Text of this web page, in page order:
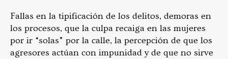
Fallas en la tipificación de los delitos, demoras en
los procesos, que la culpa recaiga en las mujeres
por ir “solas” por la calle, la percepción de que los
agresores actúan con impunidad y de que no sirve